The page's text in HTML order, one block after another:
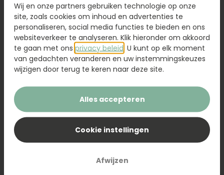
Boeket Raya Sanseveria
Wij en onze partners gebruiken technologie op onze
site, zoals cookies om inhoud en advertenties te
personaliseren, social media functies te bieden en ons
websiteverkeer te analyseren. Klik hieronder om akkoord
te gaan met ons privacy beleid . U kunt op elk moment
van gedachten veranderen en uw instemmingskeuzes
wijzigen door terug te keren naar deze site.
Alles accepteren
Cookie instellingen
Afwijzen